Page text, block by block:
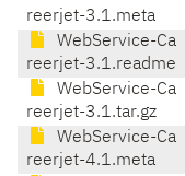
reerjet-3.1.meta
WebService-Ca
reerjet-3.1.readme
WebService-Ca
reerjet-3.1.tar.gz
WebService-Ca
reerjet-4.1.meta